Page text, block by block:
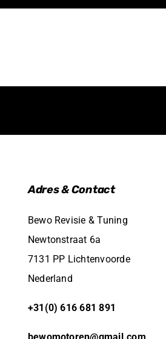
Adres & Contact
Bewo Revisie & Tuning
Newtonstraat 6a
7131 PP Lichtenvoorde
Nederland
+31(0) 616 681 891